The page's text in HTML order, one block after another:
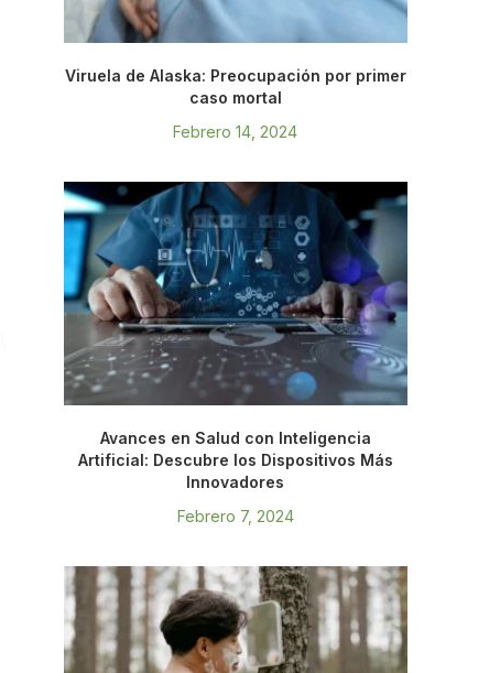
Viruela de Alaska: Preocupación por primer
caso mortal
Febrero 14, 2024
Avances en Salud con Inteligencia
Artificial: Descubre los Dispositivos Más
Innovadores
Febrero 7, 2024